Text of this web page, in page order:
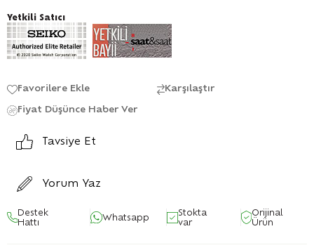
Yetkili Satıcı
Favorilere Ekle Karşılaştır
Fiyat Düşünce Haber Ver
Tavsiye Et
Yorum Yaz
Destek
Hattı
Whatsapp
Stokta
var
Orijinal
Ürün